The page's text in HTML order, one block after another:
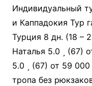
Индивидуальный
и Каппадокия Тур
Турция 8 дн. (18 –
Наталья 5.0
(67)
5.0
(67) от 59
тропа без